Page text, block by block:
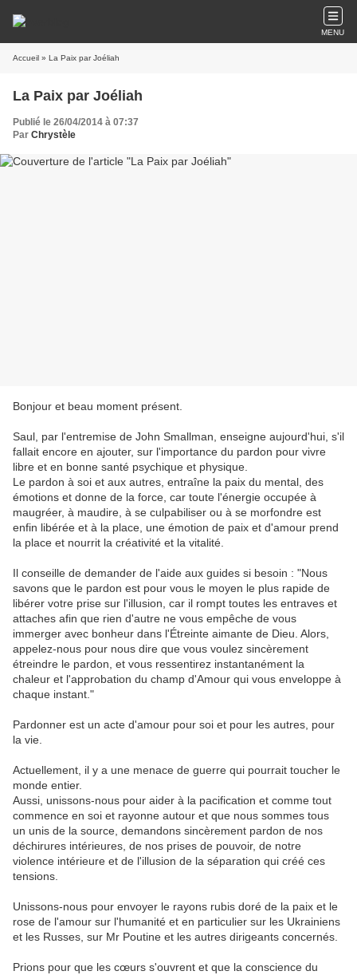
MENU
Accueil » La Paix par Joéliah
La Paix par Joéliah
Publié le 26/04/2014 à 07:37
Par Chrystèle
Bonjour et beau moment présent.
Saul, par l'entremise de John Smallman, enseigne aujourd'hui, s'il
fallait encore en ajouter, sur l'importance du pardon pour vivre
libre et en bonne santé psychique et physique.
Le pardon à soi et aux autres, entraîne la paix du mental, des
émotions et donne de la force, car toute l'énergie occupée à
maugréer, à maudire, à se culpabiliser ou à se morfondre est
enfin libérée et à la place, une émotion de paix et d'amour prend
la place et nourrit la créativité et la vitalité.
Il conseille de demander de l'aide aux guides si besoin : "Nous
savons que le pardon est pour vous le moyen le plus rapide de
libérer votre prise sur l'illusion, car il rompt toutes les entraves et
attaches afin que rien d'autre ne vous empêche de vous
immerger avec bonheur dans l'Étreinte aimante de Dieu. Alors,
appelez-nous pour nous dire que vous voulez sincèrement
étreindre le pardon, et vous ressentirez instantanément la
chaleur et l'approbation du champ d'Amour qui vous enveloppe à
chaque instant."
Pardonner est un acte d'amour pour soi et pour les autres, pour
la vie.
Actuellement, il y a une menace de guerre qui pourrait toucher le
monde entier.
Aussi, unissons-nous pour aider à la pacification et comme tout
commence en soi et rayonne autour et que nous sommes tous
un unis de la source, demandons sincèrement pardon de nos
déchirures intérieures, de nos prises de pouvoir, de notre
violence intérieure et de l'illusion de la séparation qui créé ces
tensions.
Unissons-nous pour envoyer le rayons rubis doré de la paix et le
rose de l'amour sur l'humanité et en particulier sur les Ukrainiens
et les Russes, sur Mr Poutine et les autres dirigeants concernés.
Prions pour que les cœurs s'ouvrent et que la conscience du